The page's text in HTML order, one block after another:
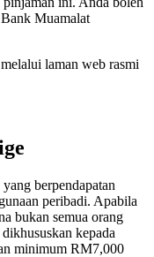
Muamalat
laman web rasmi
berpendapatan
peribadi. Apabila
bukan semua orang
kepada
minimum RM7,000